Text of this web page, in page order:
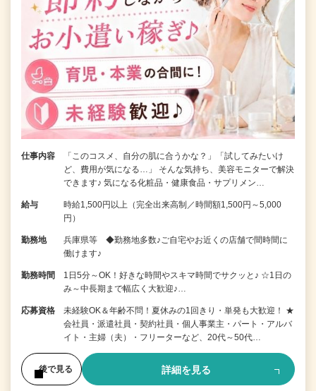
仕事内容
「このコスメ、自分の肌に合うかな？」「試してみたいけ
ど、費用が気になる…」 そんな気持ち、美容モニターで解決
できます♪ 気になる化粧品・健康食品・サプリメン…
給与
時給1,500円以上（完全出来高制／時間額1,500円～5,000
円）
勤務地
兵庫県等 ◆勤務地多数♪ご自宅やお近くの店舗で間時間に
働けます♪
勤務時間
1日5分～OK！好きな時間やスキマ時間でサクッと♪ ☆1日の
み～中長期まで幅広く大歓迎♪…
応募資格
未経験OK＆年齢不問！夏休みの1回きり・単発も大歓迎！ ★
会社員・派遣社員・契約社員・個人事業主・パート・アルバ
イト・主婦（夫）・フリーターなど、20代～50代…
後で見る 詳細を見る